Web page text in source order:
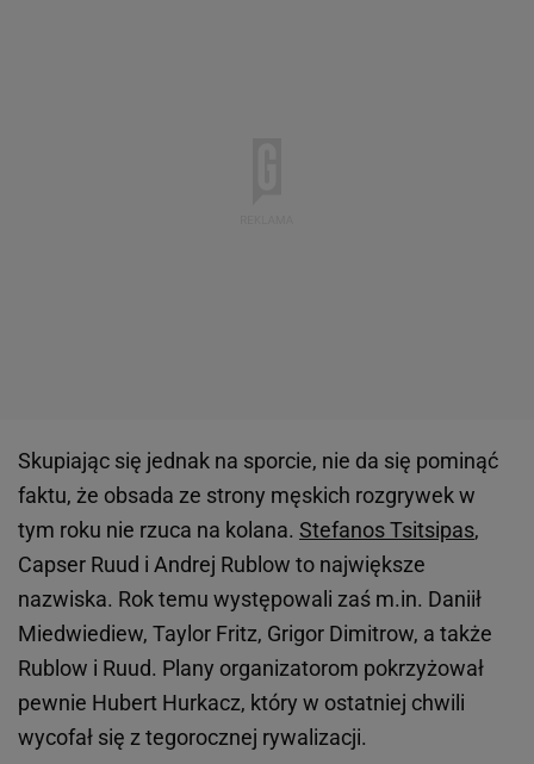
Skupiając się jednak na sporcie, nie da się pominąć
faktu, że obsada ze strony męskich rozgrywek w
tym roku nie rzuca na kolana. Stefanos Tsitsipas,
Capser Ruud i Andrej Rublow to największe
nazwiska. Rok temu występowali zaś m.in. Daniił
Miedwiediew, Taylor Fritz, Grigor Dimitrow, a także
Rublow i Ruud. Plany organizatorom pokrzyżował
pewnie Hubert Hurkacz, który w ostatniej chwili
wycofał się z tegorocznej rywalizacji.